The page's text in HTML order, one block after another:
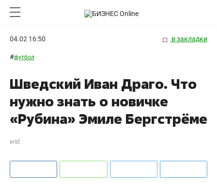
04.02 16:50 в закладки
#футбол
Шведский Иван Драго. Что
нужно знать о новичке
«Рубина» Эмиле Бергстрёме
erid: